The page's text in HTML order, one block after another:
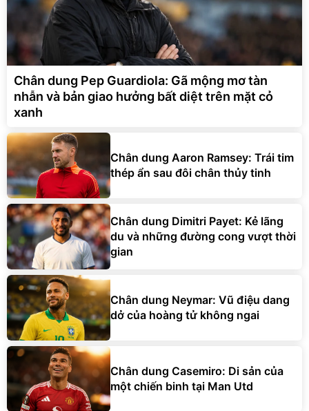
Chân dung Pep Guardiola: Gã mộng mơ tàn
nhẫn và bản giao hưởng bất diệt trên mặt cỏ
xanh
Chân dung Aaron Ramsey: Trái tim
thép ẩn sau đôi chân thủy tinh
Chân dung Dimitri Payet: Kẻ lãng
du và những đường cong vượt thời
gian
Chân dung Neymar: Vũ điệu dang
dở của hoàng tử không ngai
Chân dung Casemiro: Di sản của
một chiến binh tại Man Utd